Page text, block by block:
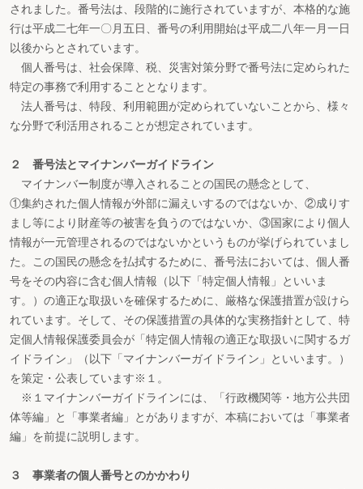
されました。番号法は、段階的に施行されていますが、本格的な施
行は平成二七年一〇月五日、番号の利用開始は平成二八年一月一日
以後からとされています。
個人番号は、社会保障、税、災害対策分野で番号法に定められた
特定の事務で利用することとなります。
法人番号は、特段、利用範囲が定められていないことから、様々
な分野で利活用されることが想定されています。
２ 番号法とマイナンバーガイドライン
マイナンバー制度が導入されることの国民の懸念として、
①集約された個人情報が外部に漏えいするのではないか、②成りす
まし等により財産等の被害を負うのではないか、③国家により個人
情報が一元管理されるのではないかというものが挙げられていまし
た。この国民の懸念を払拭するために、番号法においては、個人番
号をその内容に含む個人情報（以下「特定個人情報」といいま
す。）の適正な取扱いを確保するために、厳格な保護措置が設けら
れています。そして、その保護措置の具体的な実務指針として、特
定個人情報保護委員会が「特定個人情報の適正な取扱いに関するガ
イドライン」（以下「マイナンバーガイドライン」といいます。）
を策定・公表しています※１。
※１マイナンバーガイドラインには、「行政機関等・地方公共団
体等編」と「事業者編」とがありますが、本稿においては「事業者
編」を前提に説明します。
３ 事業者の個人番号とのかかわり